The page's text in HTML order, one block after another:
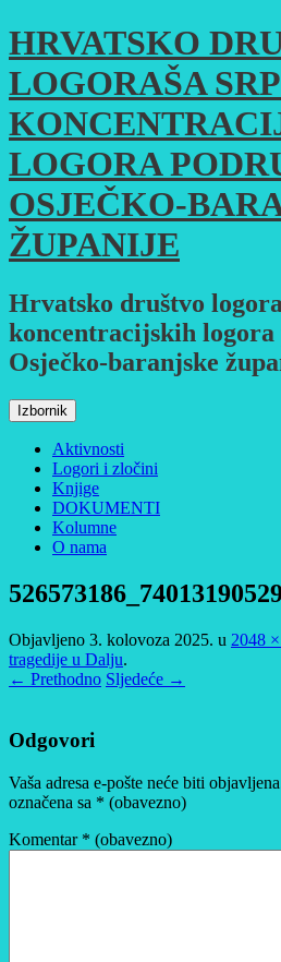
Skoči
do
sadržaja
HRVATSKO
LOGORAŠA
LOGORA
OSJEČKO-
ŽUPANIJE
Hrvatsko društvo
koncentracijskih logora
Osječko-baranjske
Izbornik
Aktivnosti
Logori i zločini
Knjige
DOKUMENTI
Kolumne
O nama
Objavljeno 3. kolovoza 2025. u 2048
tragedije u Dalju.
← Prethodno Sljedeće →
Odgovori
Vaša adresa e-pošte neće biti
označena sa * (obavezno)
Komentar * (obavezno)